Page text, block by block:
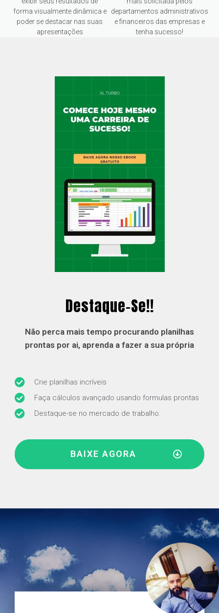
forma visualmente dinâmica e
poder se destacar nas suas
apresentações
departamentos administrativos
e financeiros das empresas e
tenha sucesso!
Destaque-Se!!
Não perca mais tempo procurando planilhas
prontas por ai, aprenda a fazer a sua própria
Crie planilhas incríveis
Faça cálculos avançado usando formulas prontas
Destaque-se no mercado de trabalho.
BAIXE AGORA